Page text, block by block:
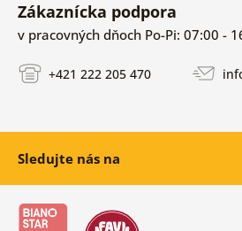
Zákaznícka podpora
v pracovných dňoch Po-Pi: 07:00 -
+421 222 205 470
Sledujte nás na